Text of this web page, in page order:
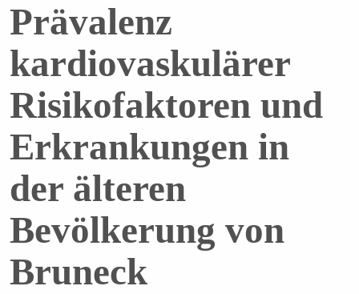
Prävalenz
kardiovaskulärer
Risikofaktoren und
Erkrankungen in
der älteren
Bevölkerung von
Bruneck